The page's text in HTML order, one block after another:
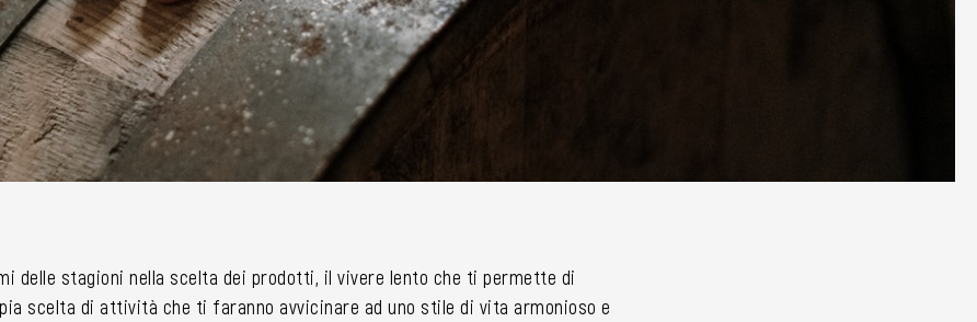
delle stagioni nella scelta dei prodotti, il vivere lento che ti permette di
scelta di attività che ti faranno avvicinare ad uno stile di vita armonioso e